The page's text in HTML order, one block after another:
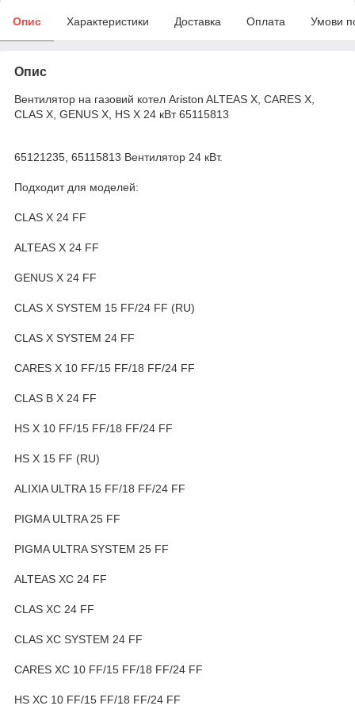
Опис Характеристики Доставка Оплата Умови
Опис
Вентилятор на газовий котел Ariston ALTEAS X, CARES X,
CLAS X, GENUS X, HS Х 24 кВт 65115813
65121235, 65115813 Вентилятор 24 кВт.
Подходит для моделей:
CLAS X 24 FF
ALTEAS X 24 FF
GENUS X 24 FF
CLAS X SYSTEM 15 FF/24 FF (RU)
CLAS X SYSTEM 24 FF
CARES X 10 FF/15 FF/18 FF/24 FF
CLAS B X 24 FF
HS X 10 FF/15 FF/18 FF/24 FF
HS X 15 FF (RU)
ALIXIA ULTRA 15 FF/18 FF/24 FF
PIGMA ULTRA 25 FF
PIGMA ULTRA SYSTEM 25 FF
ALTEAS XC 24 FF
CLAS XC 24 FF
CLAS XC SYSTEM 24 FF
CARES XC 10 FF/15 FF/18 FF/24 FF
HS XC 10 FF/15 FF/18 FF/24 FF